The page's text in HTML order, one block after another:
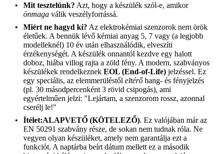
Mit tesztelünk? Azt, hogy a készülék szól-e, amikor
önmaga válik veszélyforrássá.
Miért ne hagyd ki? Az elektrokémiai szenzorok nem örök
életűek. A bennük lévő kémiai anyag 5, 7 vagy (a legjobb
modelleknél) 10 év után elhasználódik, elveszíti
érzékenységét. A készülék onnantól kezdve egy halott
doboz, hiába villog rajta a zöld fény. A modern, szabványos
készülékek rendelkeznek EOL (End-of-Life) jelzéssel. Ez
egy speciális, az elemmerüléstől eltérőhang- és fényjelzés
(pl. 30 másodpercenként 3 rövid csipogás), ami
egyértelműen jelzi: "Lejártam, a szenzorom rossz, azonnal
cserélj le!"
Ítélet:ALAPVETŐ (KÖTELEZŐ). Ez valójában már az
EN 50291 szabvány része, de sokan nem tudnak róla. Ne
vegyen olyan készüléket, amely nem garantálja ezt a
funkciót. A naptárba beírt dátum mellett ez a második